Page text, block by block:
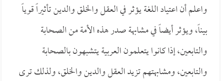
واعلم أن اعتياد اللغة يؤثر في العقل والخلق والدين تأثيراً قوياً
بيناً، ويؤثر أيضاً في مشابهة صدر هذه الأمة من الصحابة
والتابعين، إذا كانوا يتعلمون العربية يتشبهون بالصحابة
والتابعين، ومشابهتهم تزيد العقل والدين والخلق، ولذلك ترى